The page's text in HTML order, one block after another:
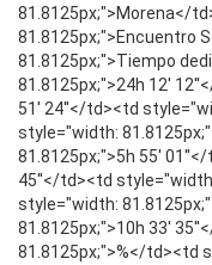
81.8125px;">Morena</
81.8125px;">Encuentro
81.8125px;">Tiempo
81.8125px;">24h 12'
51' 24''</td><td
style="width:
81.8125px;">5h 55'
45''</td><td
style="width:
81.8125px;">10h 33'
81.8125px;">%</td><td